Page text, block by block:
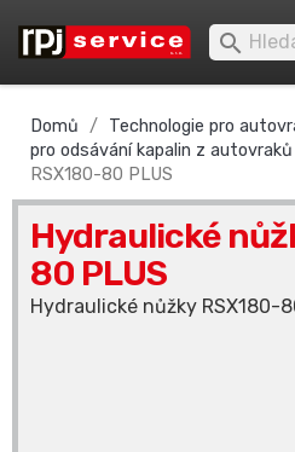

Domů Technologie pro
pro odsávání kapalin z autovraků
RSX180-80 PLUS
Hydraulické
80 PLUS
Hydraulické nůžky RSX180-